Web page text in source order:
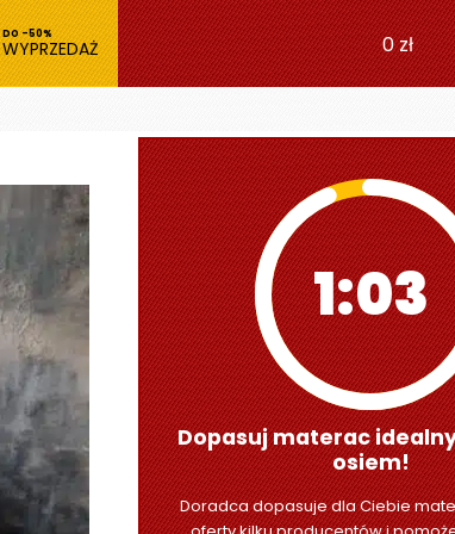
WYPRZEDAŻ 0zł
1:01
Dopasuj materac
osiem!
Doradca dopasuje dla Ciebie